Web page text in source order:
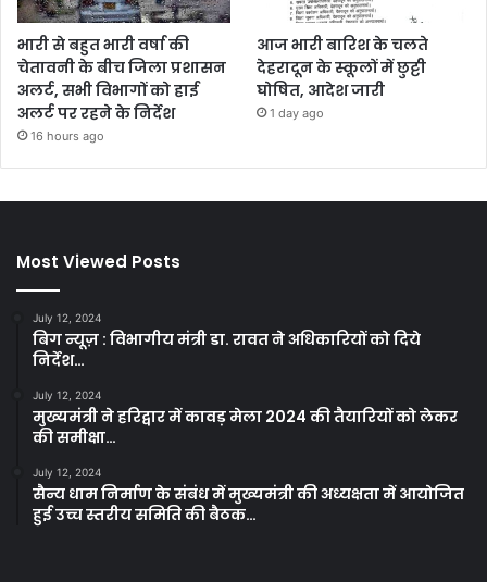
भारी से बहुत भारी वर्षा की
चेतावनी के बीच जिला प्रशासन
अलर्ट, सभी विभागों को हाई
अलर्ट पर रहने के निर्देश
16 hours ago
आज भारी बारिश के चलते
देहरादून के स्कूलों में छुट्टी
घोषित, आदेश जारी
1 day ago
Most Viewed Posts
July 12, 2024
बिग न्यूज़ : विभागीय मंत्री डा. रावत ने अधिकारियों को दिये
निर्देश…
July 12, 2024
मुख्यमंत्री ने हरिद्वार में कावड़ मेला 2024 की तैयारियों को लेकर
की समीक्षा…
July 12, 2024
सैन्य धाम निर्माण के संबंध में मुख्यमंत्री की अध्यक्षता में आयोजित
हुई उच्च स्तरीय समिति की बैठक…